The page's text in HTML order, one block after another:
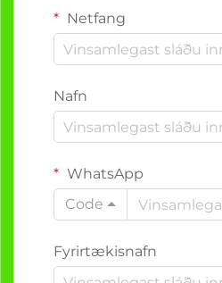
Netfang
Nafn
WhatsApp
Code
Fyrirtækisnafn